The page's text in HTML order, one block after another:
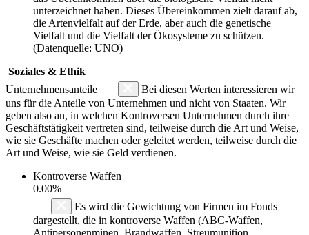
unterzeichnet haben. Dieses Übereinkommen zielt darauf ab,
die Artenvielfalt auf der Erde, aber auch die genetische
Vielfalt und die Vielfalt der Ökosysteme zu schützen.
(Datenquelle: UNO)
Soziales & Ethik
Unternehmensanteile
Bei diesen Werten interessieren wir
uns für die Anteile von Unternehmen und nicht von Staaten. Wir
geben also an, in welchen Kontroversen Unternehmen durch ihre
Geschäftstätigkeit vertreten sind, teilweise durch die Art und Weise,
wie sie Geschäfte machen oder geleitet werden, teilweise durch die
Art und Weise, wie sie Geld verdienen.
Kontroverse Waffen
0.00%
Es wird die Gewichtung von Firmen im Fonds
dargestellt, die in kontroverse Waffen (ABC-Waffen,
Antipersonenminen, Brandwaffen, Streumunition,